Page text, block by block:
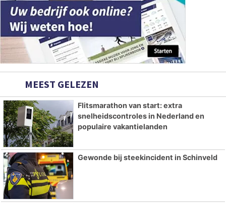
MEEST GELEZEN
Flitsmarathon van start: extra
snelheidscontroles in Nederland en
populaire vakantielanden
Gewonde bij steekincident in Schinveld